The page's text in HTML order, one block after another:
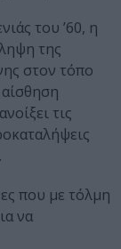
του ’60, η
της
στον τόπο
τις
που με τόλμη
να